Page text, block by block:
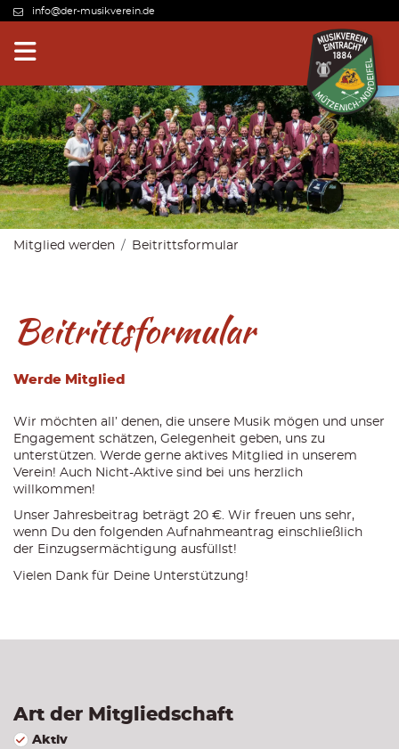
info@der-musikverein.de
Mitglied werden Beitrittsformular
Beitrittsformular
Werde Mitglied
Wir möchten all’ denen, die unsere Musik mögen und unser
Engagement schätzen, Gelegenheit geben, uns zu
unterstützen. Werde gerne aktives Mitglied in unserem
Verein! Auch Nicht-Aktive sind bei uns herzlich
willkommen!
Unser Jahresbeitrag beträgt 20 €. Wir freuen uns sehr,
wenn Du den folgenden Aufnahmeantrag einschließlich
der Einzugsermächtigung ausfüllst!
Vielen Dank für Deine Unterstützung!
Art der Mitgliedschaft
Aktiv